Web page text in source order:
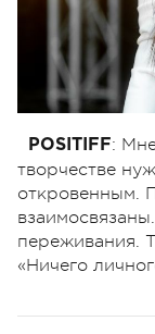
POSITIFF:
творчестве
откровенным.
переживания.
«Ничего